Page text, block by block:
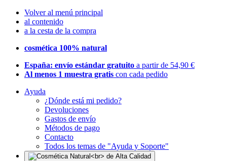
Volver al menú principal
al contenido
a la cesta de la compra
cosmética 100% natural
España: envío estándar gratuito a partir de 54,90 €
Al menos 1 muestra gratis con cada pedido
Ayuda
¿Dónde está mi pedido?
Devoluciones
Gastos de envío
Métodos de pago
Contacto
Todos los temas de "Ayuda y Soporte"